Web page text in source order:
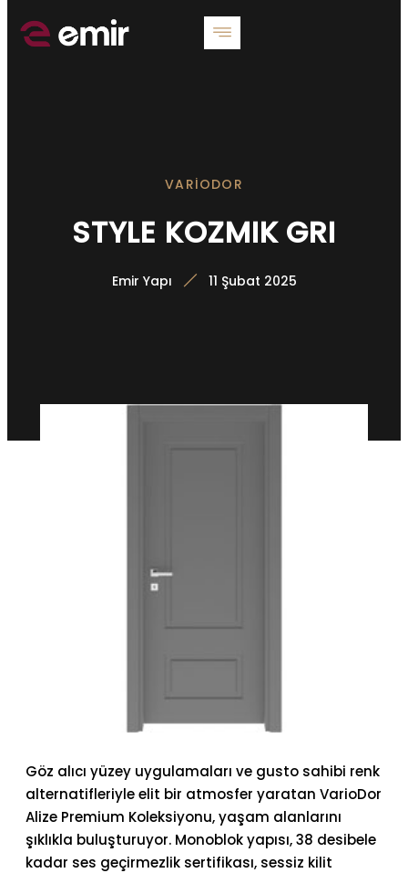
VARIODOR
STYLE KOZMIK GRI
Emir Yapı 11 Şubat 2025
Göz alıcı yüzey uygulamaları ve gusto sahibi renk
alternatifleriyle elit bir atmosfer yaratan VarioDor
Alize Premium Koleksiyonu, yaşam alanlarını
şıklıkla buluşturuyor. Monoblok yapısı, 38 desibele
kadar ses geçirmezlik sertifikası, sessiz kilit